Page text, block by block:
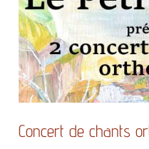
Concert de chants
chants
orthodoxes
le
7
juillet